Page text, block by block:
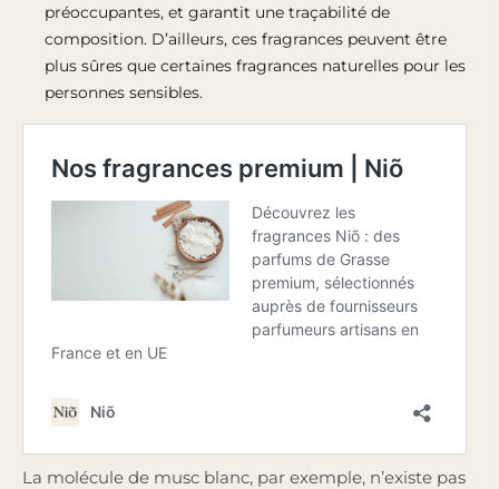
préoccupantes, et garantit une traçabilité de
composition. D’ailleurs, ces fragrances peuvent être
plus sûres que certaines fragrances naturelles pour les
personnes sensibles.
La molécule de musc blanc, par exemple, n’existe pas